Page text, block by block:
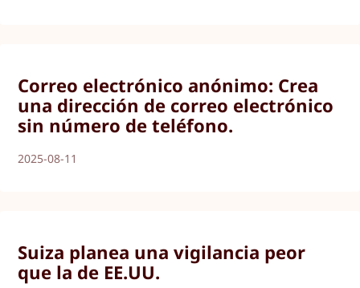
Correo electrónico anónimo: Crea
una dirección de correo electrónico
sin número de teléfono.
2025-08-11
Suiza planea una vigilancia peor
que la de EE.UU.